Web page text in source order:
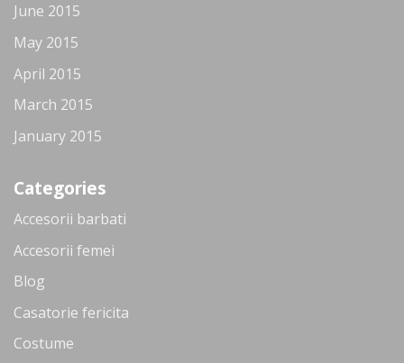
June 2015
May 2015
April 2015
March 2015
January 2015
Categories
Accesorii barbati
Accesorii femei
Blog
Casatorie fericita
Costume